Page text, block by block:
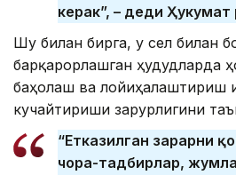
керак”, – деди Ҳукумат
Шу билан бирга, у сел билан
барқарорлашган ҳудудларда
баҳолаш ва лойиҳалаштириш
кучайтириши зарурлигини
“Етказилган зарарни
чора-тадбирлар,